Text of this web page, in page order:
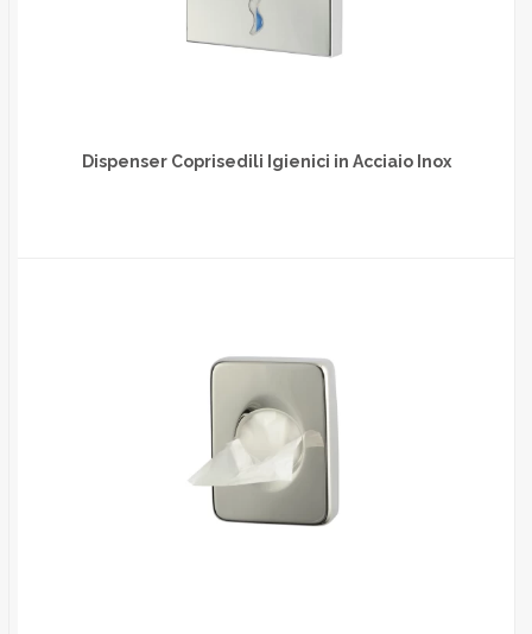
Dispenser Coprisedili Igienici in Acciaio Inox